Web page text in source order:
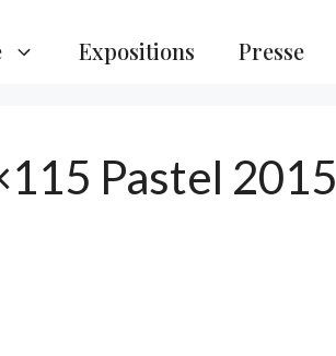
Expositions Presse
Pastel 2015